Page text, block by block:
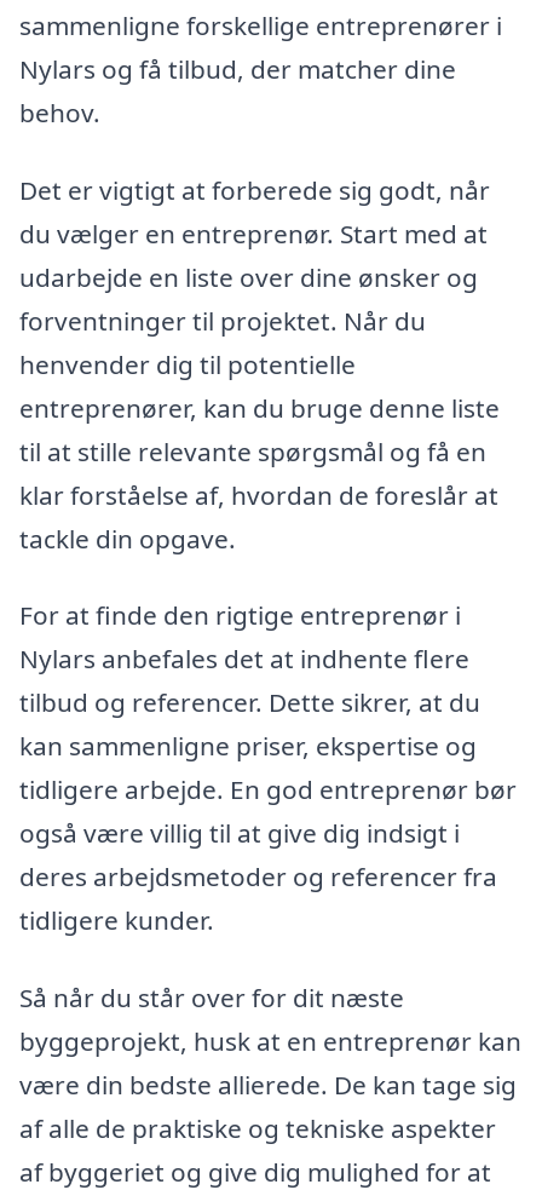
sammenligne forskellige entreprenører i
Nylars og få tilbud, der matcher dine
behov.
Det er vigtigt at forberede sig godt, når
du vælger en entreprenør. Start med at
udarbejde en liste over dine ønsker og
forventninger til projektet. Når du
henvender dig til potentielle
entreprenører, kan du bruge denne liste
til at stille relevante spørgsmål og få en
klar forståelse af, hvordan de foreslår at
tackle din opgave.
For at finde den rigtige entreprenør i
Nylars anbefales det at indhente flere
tilbud og referencer. Dette sikrer, at du
kan sammenligne priser, ekspertise og
tidligere arbejde. En god entreprenør bør
også være villig til at give dig indsigt i
deres arbejdsmetoder og referencer fra
tidligere kunder.
Så når du står over for dit næste
byggeprojekt, husk at en entreprenør kan
være din bedste allierede. De kan tage sig
af alle de praktiske og tekniske aspekter
af byggeriet og give dig mulighed for at